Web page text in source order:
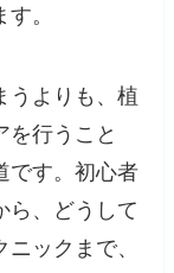
。
うよりも、植
を行うこと
です。初心者
ら、どうして
ックまで、